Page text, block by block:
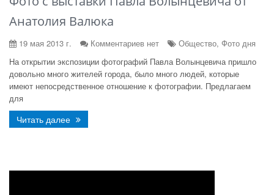
Анатолия Валюка
19 мая 2013 г. Комментариев нет
Общество, Фото дня
На открытии экспозиции фотографий Павла Волынцевича пришло
довольно много жителей города, было много людей, которые
имеют непосредственное отношение к фотографии. Предлагаем
для
Читать далее